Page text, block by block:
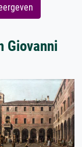
Giovanni